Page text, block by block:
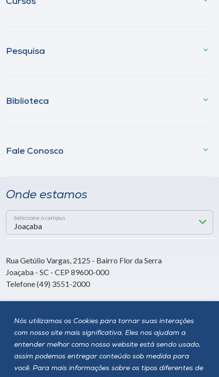
Nós utilizamos os Cookies para tornar suas interações
com nosso site mais significativa. Eles nos ajudam a
entender melhor como nosso website está sendo usado,
assim podemos entregar conteúdo sob medida para
você. Para mais informações sobre os tipos diferentes de
Pesquisa
Biblioteca
Fale Conosco
Onde estamos
Selecione o campus
Rua Getúlio Vargas, 2125 - Bairro Flor da Serra
Joaçaba - SC - CEP 89600-000
Telefone (49) 3551-2000
Siga a Unoesc